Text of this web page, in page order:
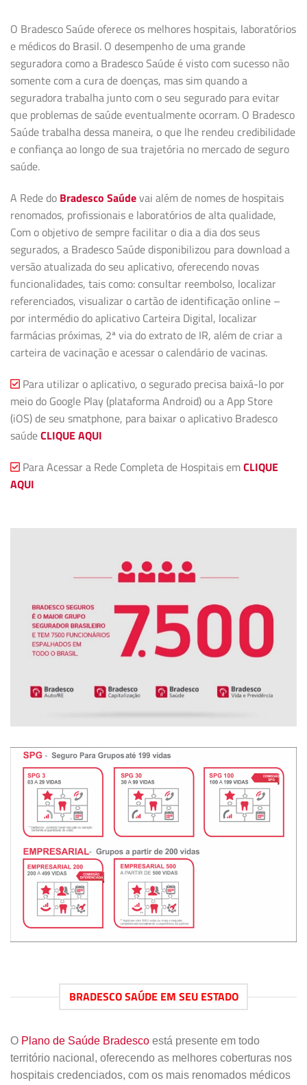
O Bradesco Saúde oferece os melhores hospitais, laboratórios
e médicos do Brasil. O desempenho de uma grande
seguradora como a Bradesco Saúde é visto com sucesso não
somente com a cura de doenças, mas sim quando a
seguradora trabalha junto com o seu segurado para evitar
que problemas de saúde eventualmente ocorram. O Bradesco
Saúde trabalha dessa maneira, o que lhe rendeu credibilidade
e confiança ao longo de sua trajetória no mercado de seguro
saúde.
A Rede do Bradesco Saúdevai além de nomes de hospitais
renomados, profissionais e laboratórios de alta qualidade,
Com o objetivo de sempre facilitar o dia a dia dos seus
segurados, a Bradesco Saúde disponibilizou para download a
versão atualizada do seu aplicativo, oferecendo novas
funcionalidades, tais como: consultar reembolso, localizar
referenciados, visualizar o cartão de identificação online –
por intermédio do aplicativo Carteira Digital, localizar
farmácias próximas, 2ª via do extrato de IR, além de criar a
carteira de vacinação e acessar o calendário de vacinas.
Para utilizar o aplicativo, o segurado precisa baixá-lo por
meio do Google Play (plataforma Android) ou a App Store
(iOS) de seu smatphone, para baixar o aplicativo Bradesco
saúdeCLIQUE AQUI
Para Acessar a Rede Completa de Hospitais emCLIQUE
AQUI
BRADESCO SAÚDE EM SEU ESTADO
O Plano de Saúde Bradesco está presente em todo
território nacional, oferecendo as melhores coberturas nos
hospitais credenciados, com os mais renomados médicos